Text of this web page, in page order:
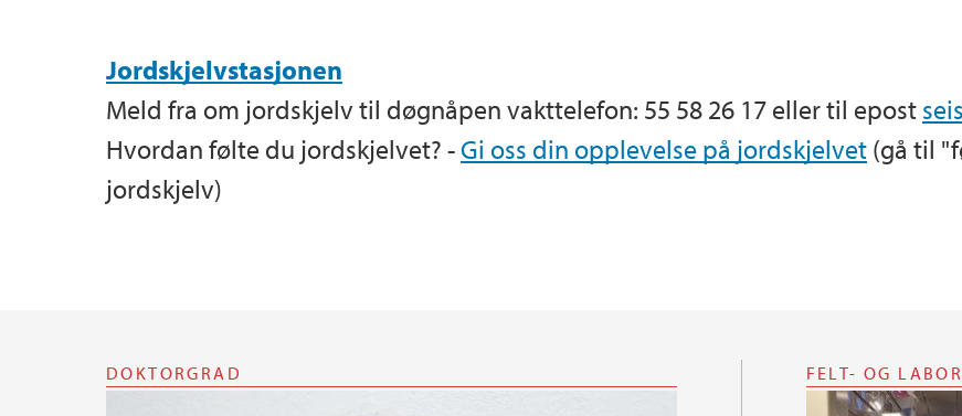
Jordskjelvstasjonen
Meld fra om jordskjelv til døgnåpen vakttelefon: 55 58 26 17 eller til epost
Hvordan følte du jordskjelvet? -Gi oss din opplevelse på jordskjelvet (gå til
jordskjelv)
DOKTORGRAD FELT- OG